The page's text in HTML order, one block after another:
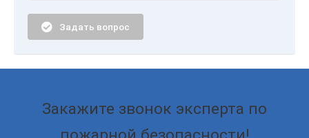
Задать вопрос
Закажите звонок эксперта по